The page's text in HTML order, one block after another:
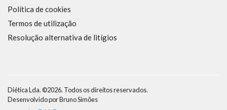
Política de cookies
Termos de utilização
Resolução alternativa de litígios
Diética Lda. ©2026. Todos os direitos reservados.
Desenvolvido porBruno Simões